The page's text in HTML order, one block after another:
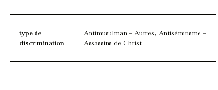
type de
discrimination
Antimusulman – Autres, Antisémitisme –
Assassins de Christ